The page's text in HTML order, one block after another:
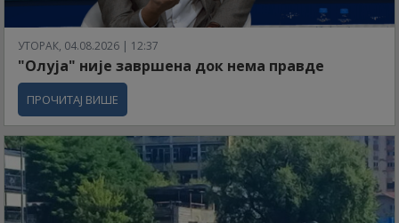
УТОРАК, 04.08.2026 | 12:37
"Олуја" није завршена док нема правде
ПРОЧИТАЈ ВИШЕ